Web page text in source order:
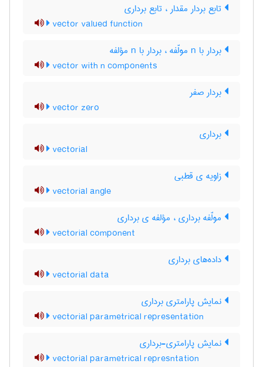
تابع بردار مقدار ، تابع برداری
vector valued function
بردار با n مولّفه ، بردار با n مؤلفه
vector with n components
بردار صفر
vector zero
برداری
vectorial
زاویه ی قطبی
vectorial angle
مولّفه برداری ، مؤلفه ی برداری
vectorial component
داده‌های برداری
vectorial data
نمایش پارامتری برداری
vectorial parametrical representation
نمایش پارامتری-برداری
vectorial parametrical represntation